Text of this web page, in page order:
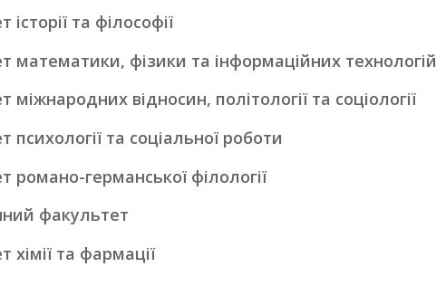
та філософії
математики, фізики та інформаційних технологій
міжнародних відносин, політології та соціології
психології та соціальної роботи
романо-германської філології
факультет
хімії та фармації